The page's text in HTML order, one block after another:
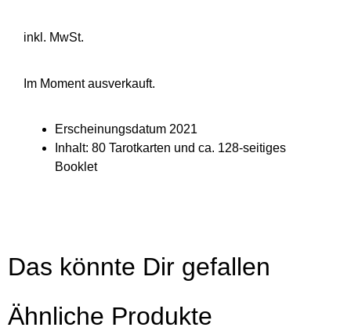
inkl. MwSt.
Im Moment ausverkauft.
Erscheinungsdatum 2021
Inhalt: 80 Tarotkarten und ca. 128-seitiges
Booklet
Das könnte Dir gefallen
Ähnliche Produkte